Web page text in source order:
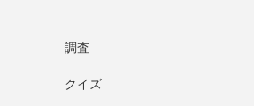
調査
クイズ